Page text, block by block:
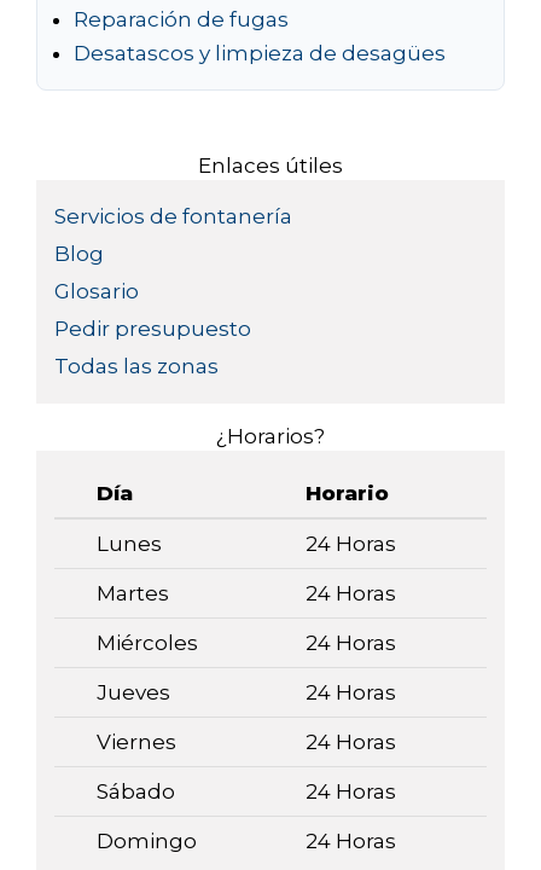
Reparación de fugas
Desatascos y limpieza de desagües
Enlaces útiles
Servicios de fontanería
Blog
Glosario
Pedir presupuesto
Todas las zonas
¿Horarios?
Día Horario
Lunes 24 Horas
Martes 24 Horas
Miércoles 24 Horas
Jueves 24 Horas
Viernes 24 Horas
Sábado 24 Horas
Domingo 24 Horas